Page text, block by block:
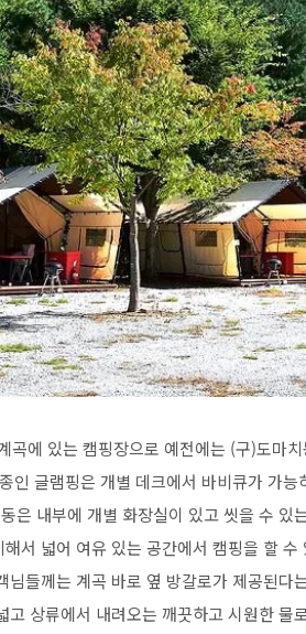
곡에 있는 캠핑장으로 예전에는 (구)도마
인 글램핑은 개별 데크에서 바비큐가 가
은 내부에 개별 화장실이 있고 씻을 수
서 넓어 여유 있는 공간에서 캠핑을 할
님들께는 계곡 바로 옆 방갈로가 제공된
고 상류에서 내려오는 깨끗하고 시원한 물